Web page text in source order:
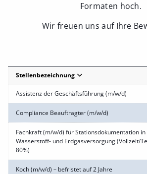
Formaten hoch.
Wir freuen uns auf Ihre
Stellenbezeichnung
Assistenz der Geschäftsführung (m/w/d)
Compliance Beauftragter (m/w/d)
Fachkraft (m/w/d) für Stationsdokumentation
Wasserstoff- und Erdgasversorgung (Vollzeit/
80%)
Koch (m/w/d) – befristet auf 2 Jahre